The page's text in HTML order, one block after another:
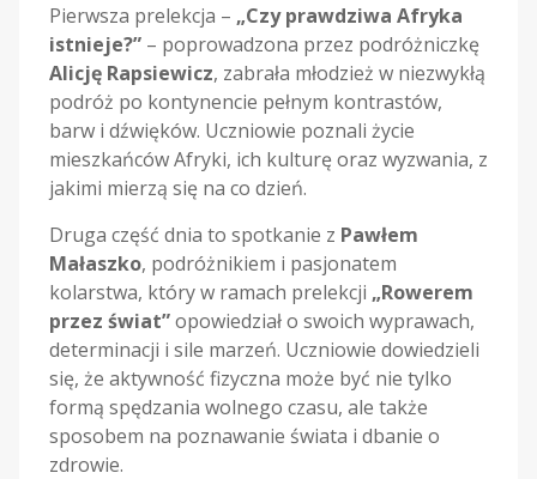
Pierwsza prelekcja – „Czy prawdziwa Afryka
istnieje?”– poprowadzona przez podróżniczkę
Alicję Rapsiewicz, zabrała młodzież w niezwykłą
podróż po kontynencie pełnym kontrastów,
barw i dźwięków. Uczniowie poznali życie
mieszkańców Afryki, ich kulturę oraz wyzwania, z
jakimi mierzą się na co dzień.
Druga część dnia to spotkanie z Pawłem
Małaszko, podróżnikiem i pasjonatem
kolarstwa, który w ramach prelekcji „Rowerem
przez świat”opowiedział o swoich wyprawach,
determinacji i sile marzeń. Uczniowie dowiedzieli
się, że aktywność fizyczna może być nie tylko
formą spędzania wolnego czasu, ale także
sposobem na poznawanie świata i dbanie o
zdrowie.